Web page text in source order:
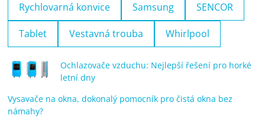
Rychlovarná konvice Samsung SENCOR
Tablet Vestavná trouba Whirlpool
Ochlazovače vzduchu: Nejlepší řešení pro horké
letní dny
Vysavače na okna, dokonalý pomocník pro čistá okna bez
námahy?